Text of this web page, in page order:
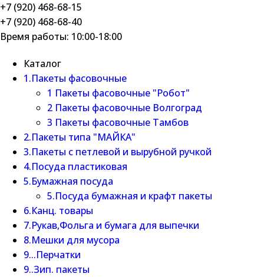
+7 (920) 468-68-15
+7 (920) 468-68-40
Время работы: 10:00-18:00
Каталог
1.Пакеты фасовочные
1 Пакеты фасовочные "Робот"
2 Пакеты фасовочные Волгоград
3 Пакеты фасовочные Тамбов
2.Пакеты типа "МАЙКА"
3.Пакеты с петлевой и вырубной ручкой
4.Посуда пластиковая
5.Бумажная посуда
5.Посуда бумажная и крафт пакеты
6.Канц. товары
7.Рукав,Фольга и бумага для выпечки
8.Мешки для мусора
9...Перчатки
9..Зип. пакеты